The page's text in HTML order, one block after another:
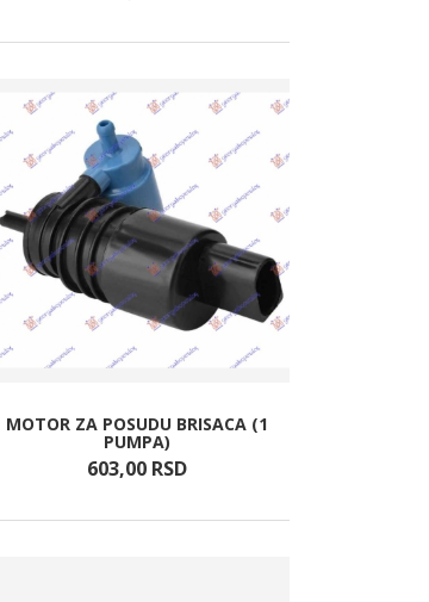
MOTOR ZA POSUDU BRISACA (1
PUMPA)
603,00 RSD